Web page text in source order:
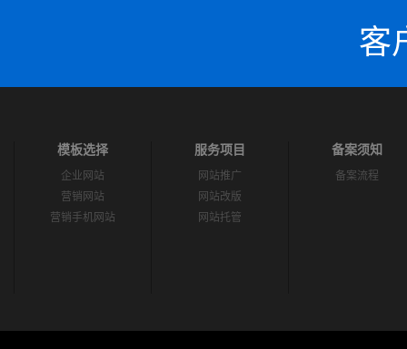
客
模板选择
企业网站
营销网站
营销手机网站
服务项目
网站推广
网站改版
网站托管
备案须知
备案流程